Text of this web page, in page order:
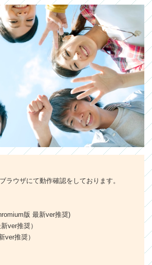
ラウザにて動作確認をしております。
版 最新ver推奨)
ver推奨）
ver推奨）